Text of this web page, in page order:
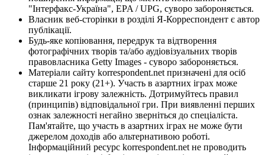
"Інтерфакс-Україна", EPA / UPG, суворо забороняється.
Власник веб-сторінки в розділі Я-Корреспондент є автор
публікації.
Будь-яке копіювання, передрук та відтворення
фотографічних творів та/або аудіовізуальних творів
правовласника Getty Images - суворо забороняється.
Матеріали сайту korrespondent.net призначені для осіб
старше 21 року (21+). Участь в азартних іграх може
викликати ігрову залежність. Дотримуйтесь правил
(принципів) відповідальної гри. При виявленні перших
ознак залежності негайно зверніться до спеціаліста.
Пам'ятайте, що участь в азартних іграх не може бути
джерелом доходів або альтернативою роботі.
Інформаційний ресурс korrespondent.net не проводить